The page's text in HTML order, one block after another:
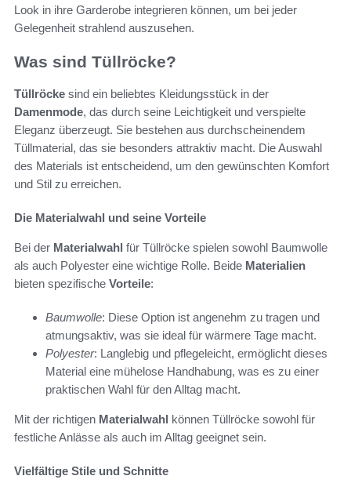
Look in ihre Garderobe integrieren können, um bei jeder
Gelegenheit strahlend auszusehen.
Was sind Tüllröcke?
Tüllröcke sind ein beliebtes Kleidungsstück in der
Damenmode, das durch seine Leichtigkeit und verspielte
Eleganz überzeugt. Sie bestehen aus durchscheinendem
Tüllmaterial, das sie besonders attraktiv macht. Die Auswahl
des Materials ist entscheidend, um den gewünschten Komfort
und Stil zu erreichen.
Die Materialwahl und seine Vorteile
Bei der Materialwahl für Tüllröcke spielen sowohl Baumwolle
als auch Polyester eine wichtige Rolle. Beide Materialien
bieten spezifische Vorteile:
Baumwolle: Diese Option ist angenehm zu tragen und
atmungsaktiv, was sie ideal für wärmere Tage macht.
Polyester: Langlebig und pflegeleicht, ermöglicht dieses
Material eine mühelose Handhabung, was es zu einer
praktischen Wahl für den Alltag macht.
Mit der richtigen Materialwahl können Tüllröcke sowohl für
festliche Anlässe als auch im Alltag geeignet sein.
Vielfältige Stile und Schnitte